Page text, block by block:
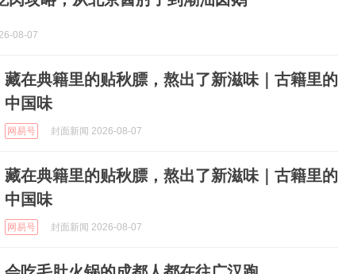
08-07
藏在典籍里的贴秋膘，熬出了新滋味｜古籍里的
中国味
网易号 封面新闻 2026-08-07
藏在典籍里的贴秋膘，熬出了新滋味｜古籍里的
中国味
网易号 封面新闻 2026-08-07